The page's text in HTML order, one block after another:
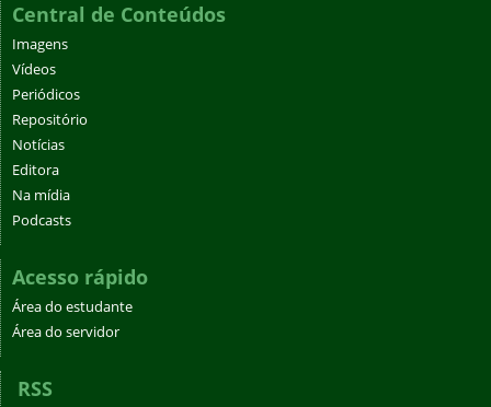
Central de Conteúdos
Imagens
Vídeos
Periódicos
Repositório
Notícias
Editora
Na mídia
Podcasts
Acesso rápido
Área do estudante
Área do servidor
RSS